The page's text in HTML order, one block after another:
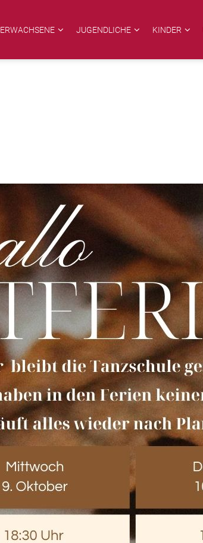
ERWACHSENE JUGENDLICHE KINDER